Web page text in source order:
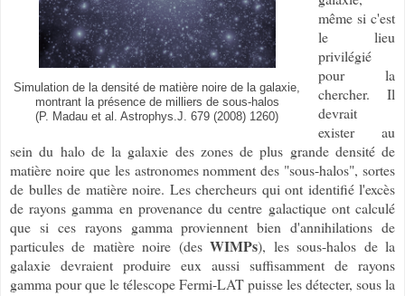
Simulation de la densité de matière noire de la galaxie,
montrant la présence de milliers de sous-halos
(P. Madau et al. Astrophys.J. 679 (2008) 1260)
même si c'est
le lieu
privilégié
pour la
chercher. Il
devrait
exister au
sein du halo de la galaxie des zones de plus grande densité de
matière noire que les astronomes nomment des "sous-halos", sortes
de bulles de matière noire. Les chercheurs qui ont identifié l'excès
de rayons gamma en provenance du centre galactique ont calculé
que si ces rayons gamma proviennent bien d'annihilations de
particules de matière noire (desWIMPs), les sous-halos de la
galaxie devraient produire eux aussi suffisamment de rayons
gamma pour que le télescope Fermi-LAT puisse les détecter, sous la